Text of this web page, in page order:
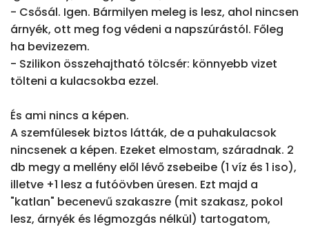
- Csősál. Igen. Bármilyen meleg is lesz, ahol nincsen
árnyék, ott meg fog védeni a napszúrástól. Főleg
ha bevizezem.
- Szilikon összehajtható tölcsér: könnyebb vizet
tölteni a kulacsokba ezzel.
És ami nincs a képen.
A szemfülesek biztos látták, de a puhakulacsok
nincsenek a képen. Ezeket elmostam, száradnak. 2
db megy a mellény elől lévő zsebeibe (1 víz és 1 iso),
illetve +1 lesz a futóövben üresen. Ezt majd a
"katlan" becenevű szakaszre (mit szakasz, pokol
lesz, árnyék és légmozgás nélkül) tartogatom,